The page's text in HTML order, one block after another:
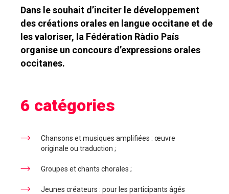
Dans le souhait d’inciter le développement
des créations orales en langue occitane et de
les valoriser, la Fédération Ràdio País
organise un concours d’expressions orales
occitanes.
6 catégories
Chansons et musiques amplifiées : œuvre
originale ou traduction ;
Groupes et chants chorales ;
Jeunes créateurs : pour les participants âgés